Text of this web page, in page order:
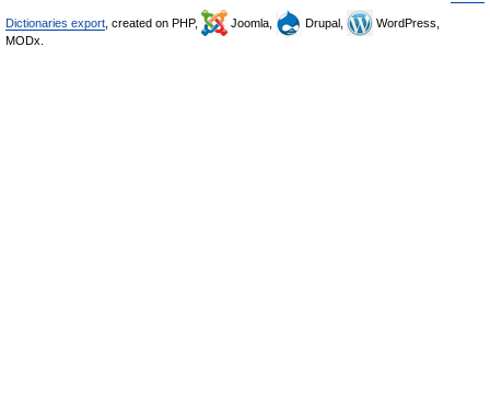
Dictionaries export , created on PHP, Joomla, Drupal,
WordPress,
MODx.